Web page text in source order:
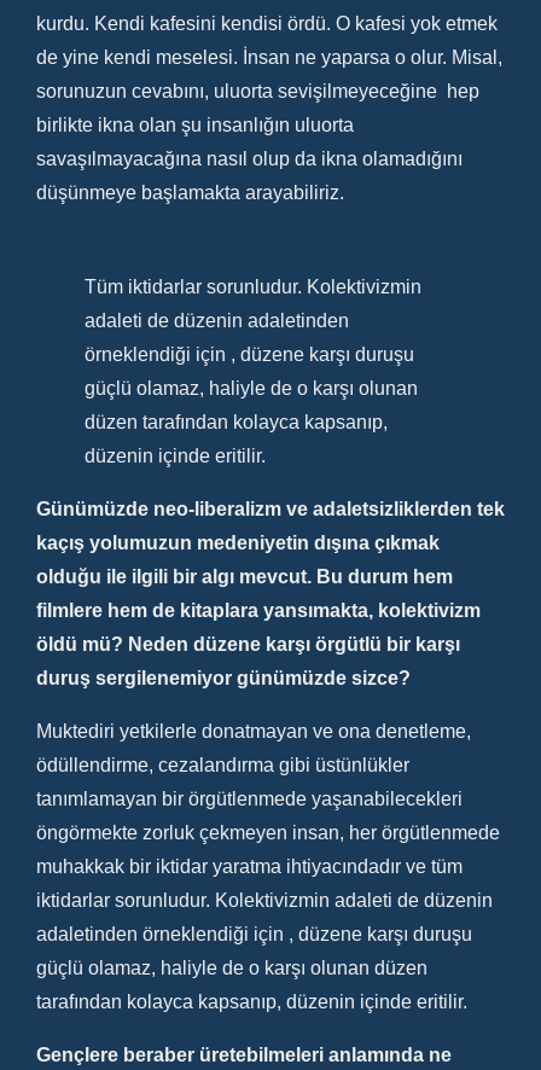
kurdu. Kendi kafesini kendisi ördü. O kafesi yok etmek
de yine kendi meselesi. İnsan ne yaparsa o olur. Misal,
sorunuzun cevabını, uluorta sevişilmeyeceğine hep
birlikte ikna olan şu insanlığın uluorta
savaşılmayacağına nasıl olup da ikna olamadığını
düşünmeye başlamakta arayabiliriz.
Tüm iktidarlar sorunludur. Kolektivizmin
adaleti de düzenin adaletinden
örneklendiği için , düzene karşı duruşu
güçlü olamaz, haliyle de o karşı olunan
düzen tarafından kolayca kapsanıp,
düzenin içinde eritilir.
Günümüzde neo-liberalizm ve adaletsizliklerden tek
kaçış yolumuzun medeniyetin dışına çıkmak
olduğu ile ilgili bir algı mevcut. Bu durum hem
filmlere hem de kitaplara yansımakta, kolektivizm
öldü mü? Neden düzene karşı örgütlü bir karşı
duruş sergilenemiyor günümüzde sizce?
Muktediri yetkilerle donatmayan ve ona denetleme,
ödüllendirme, cezalandırma gibi üstünlükler
tanımlamayan bir örgütlenmede yaşanabilecekleri
öngörmekte zorluk çekmeyen insan, her örgütlenmede
muhakkak bir iktidar yaratma ihtiyacındadır ve tüm
iktidarlar sorunludur. Kolektivizmin adaleti de düzenin
adaletinden örneklendiği için , düzene karşı duruşu
güçlü olamaz, haliyle de o karşı olunan düzen
tarafından kolayca kapsanıp, düzenin içinde eritilir.
Gençlere beraber üretebilmeleri anlamında ne